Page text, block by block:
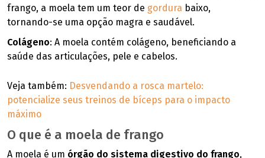
frango, a moela tem um teor de gordura baixo,
tornando-se uma opção magra e saudável.
Colágeno: A moela contém colágeno, beneficiando a
saúde das articulações, pele e cabelos.
Veja também: Desvendando a rosca martelo:
potencialize seus treinos de bíceps para o impacto
máximo
O que é a moela de frango
A moela é um órgão do sistema digestivo do frango,